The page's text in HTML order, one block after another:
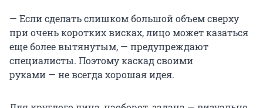
— Если сделать слишком большой объем сверху
при очень коротких висках, лицо может казаться
еще более вытянутым, — предупреждают
специалисты. Поэтому каскад своими
руками — не всегда хорошая идея.